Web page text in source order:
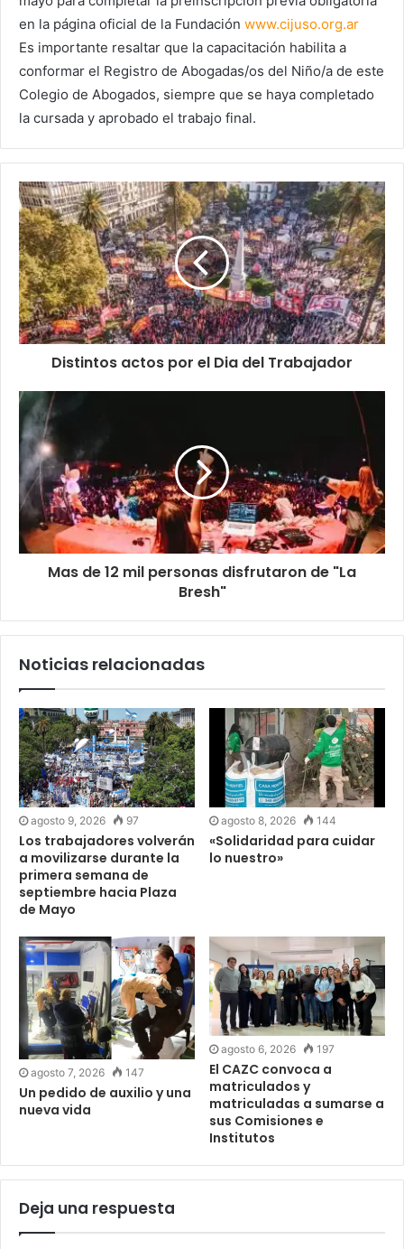
en la página oficial de la Fundación www.cijuso.org.ar
Es importante resaltar que la capacitación habilita a
conformar el Registro de Abogadas/os del Niño/a de este
Colegio de Abogados, siempre que se haya completado
la cursada y aprobado el trabajo final.
Distintos actos por el Dia del Trabajador
Mas de 12 mil personas disfrutaron de "La
Bresh"
Noticias relacionadas
agosto 9, 2026 97
Los trabajadores volverán
a movilizarse durante la
primera semana de
septiembre hacia Plaza
de Mayo
agosto 8, 2026 144
«Solidaridad para cuidar
lo nuestro»
agosto 7, 2026 147
Un pedido de auxilio y una
nueva vida
agosto 6, 2026 197
El CAZC convoca a
matriculados y
matriculadas a sumarse a
sus Comisiones e
Institutos
Deja una respuesta